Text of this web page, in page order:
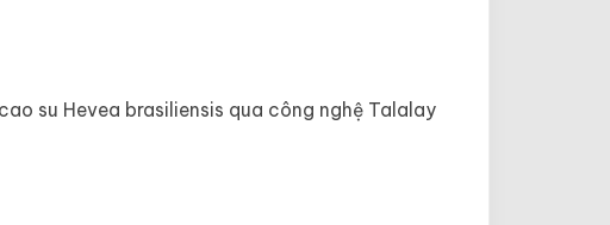
su Hevea brasiliensis qua công nghệ Talalay